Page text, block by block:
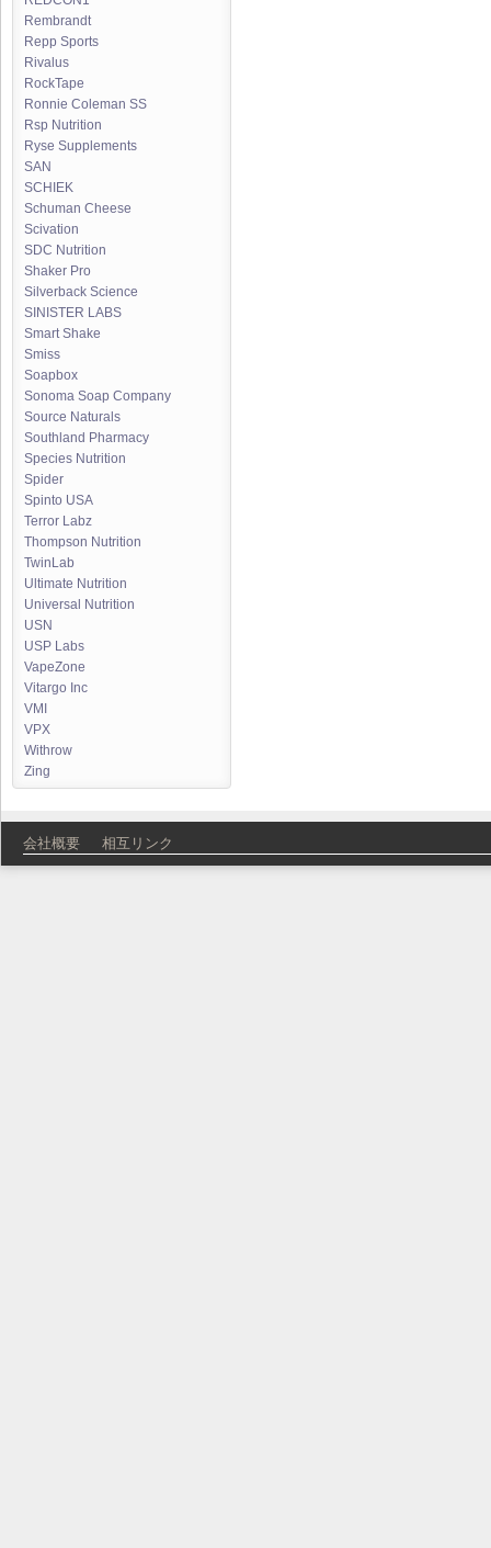
Rembrandt
Repp Sports
Rivalus
RockTape
Ronnie Coleman SS
Rsp Nutrition
Ryse Supplements
SAN
SCHIEK
Schuman Cheese
Scivation
SDC Nutrition
Shaker Pro
Silverback Science
SINISTER LABS
Smart Shake
Smiss
Soapbox
Sonoma Soap Company
Source Naturals
Southland Pharmacy
Species Nutrition
Spider
Spinto USA
Terror Labz
Thompson Nutrition
TwinLab
Ultimate Nutrition
Universal Nutrition
USN
USP Labs
VapeZone
Vitargo Inc
VMI
VPX
Withrow
Zing
会社概要 相互リンク